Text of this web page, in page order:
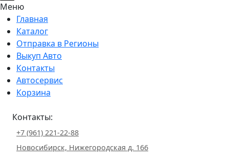
Меню
Главная
Каталог
Отправка в Регионы
Выкуп Авто
Контакты
Автосервис
Корзина
Контакты:
+7 (961) 221-22-88
Новосибирск, Нижегородская д. 166